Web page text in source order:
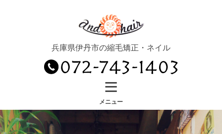
ッ
プ
兵庫県伊丹市の縮毛矯正・ネイル
≡
メニュー